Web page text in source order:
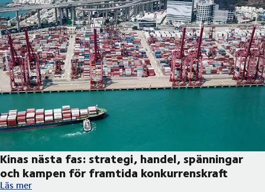
Kinas nästa fas: strategi, handel, spänningar
och kampen för framtida konkurrenskraft
Kinas nästa fas: strategi, handel, spänningar och kampen för
Läs mer